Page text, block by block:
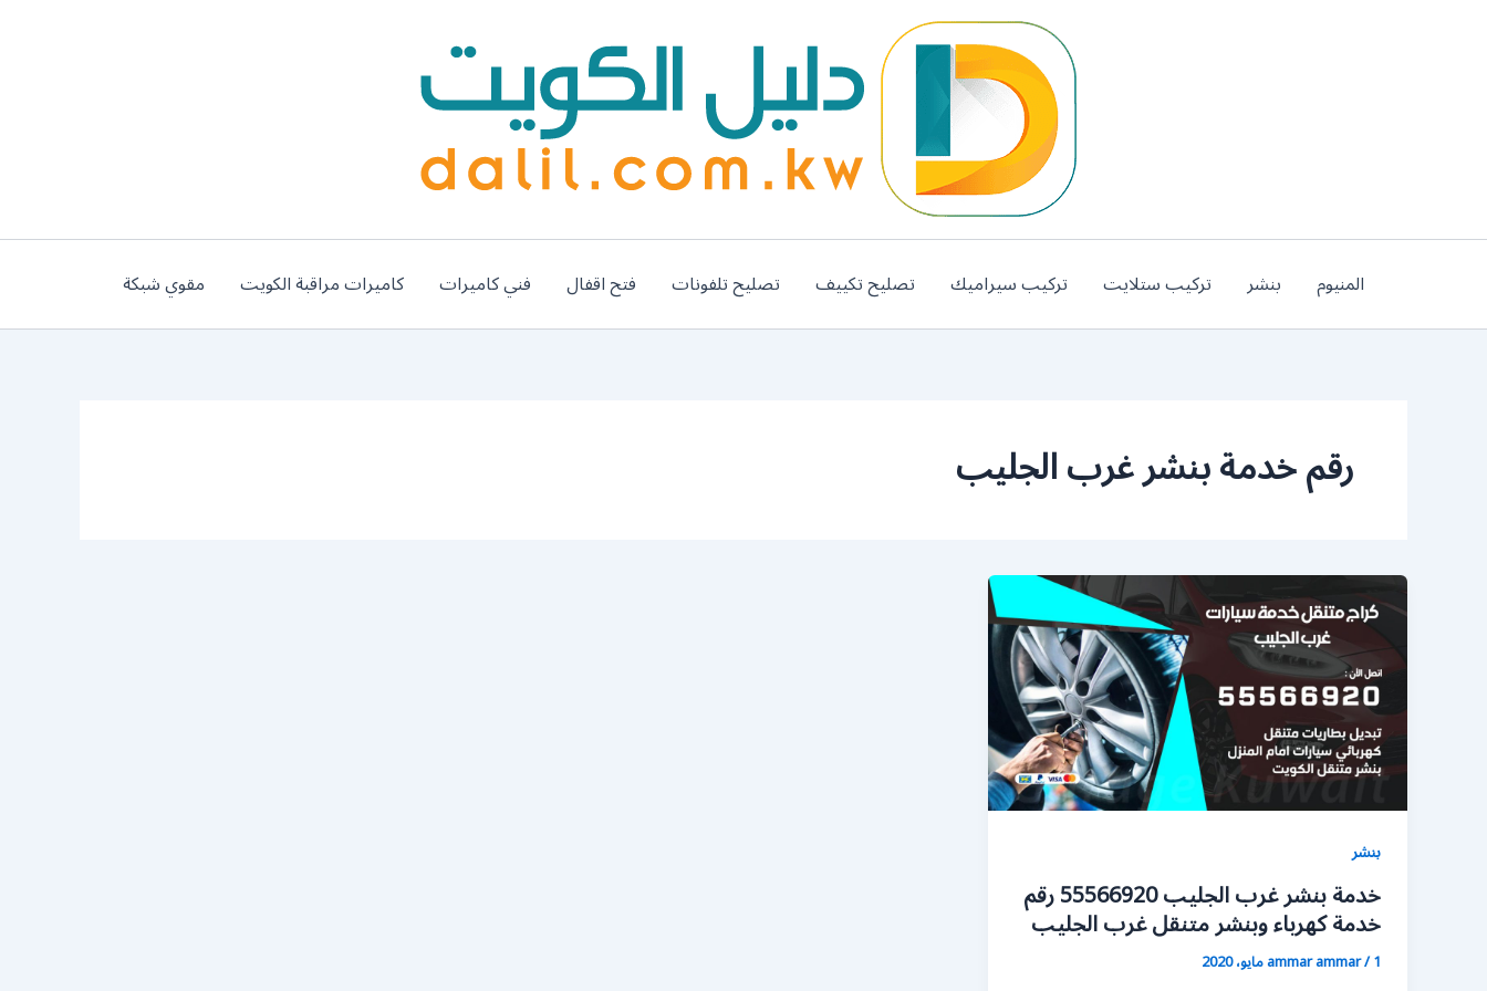
المنيوم بنشر تركيب ستلايت تركيب سيراميك تصليح تكييف تصليح تلفونات فتح اقفال فني كاميرات كاميرات مراقبة الكويت مقوي شبكة
رقم خدمة بنشر غرب الجليب
بنشر
خدمة بنشر غرب الجليب 55566920 رقم
خدمة كهرباء وبنشر متنقل غرب الجليب
ammar ammar/1 مايو، 2020